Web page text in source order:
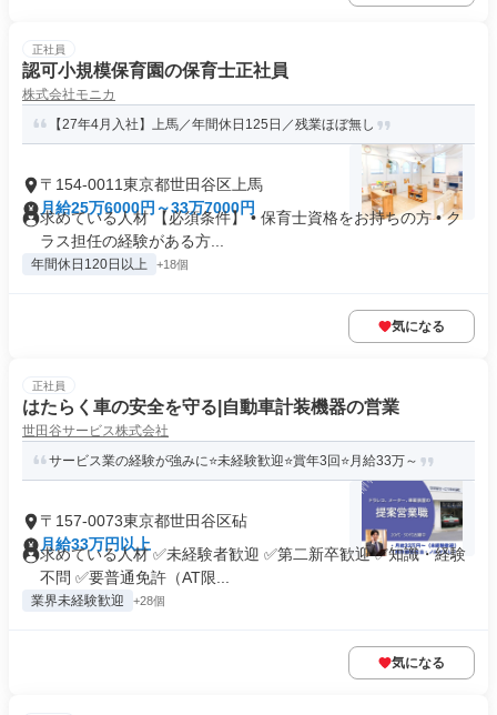
正社員
認可小規模保育園の保育士正社員
株式会社モニカ
【27年4月入社】上馬／年間休日125日／残業ほぼ無し
〒154-0011東京都世田谷区上馬
月給25万6000円～33万7000円
求めている人材 【必須条件】 • 保育士資格をお持ちの方 • ク
ラス担任の経験がある方...
年間休日120日以上 +18個
気になる
正社員
はたらく車の安全を守る|自動車計装機器の営業
世田谷サービス株式会社
サービス業の経験が強みに⭐未経験歓迎⭐賞年3回⭐月給33万～
〒157-0073東京都世田谷区砧
月給33万円以上
求めている人材 ✅未経験者歓迎 ✅第二新卒歓迎 ✅知識・経験
不問 ✅要普通免許（AT限...
業界未経験歓迎 +28個
気になる